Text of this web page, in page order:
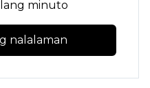
minuto
nalalaman